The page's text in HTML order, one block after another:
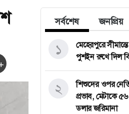
সর্বশেষ জনপ্রিয়
মেহেরপুরে
পুশইন রুখে দিল
১
শিশুদের ওপর
প্রভাব, মেটাকে
ডলার জরিমানা
২